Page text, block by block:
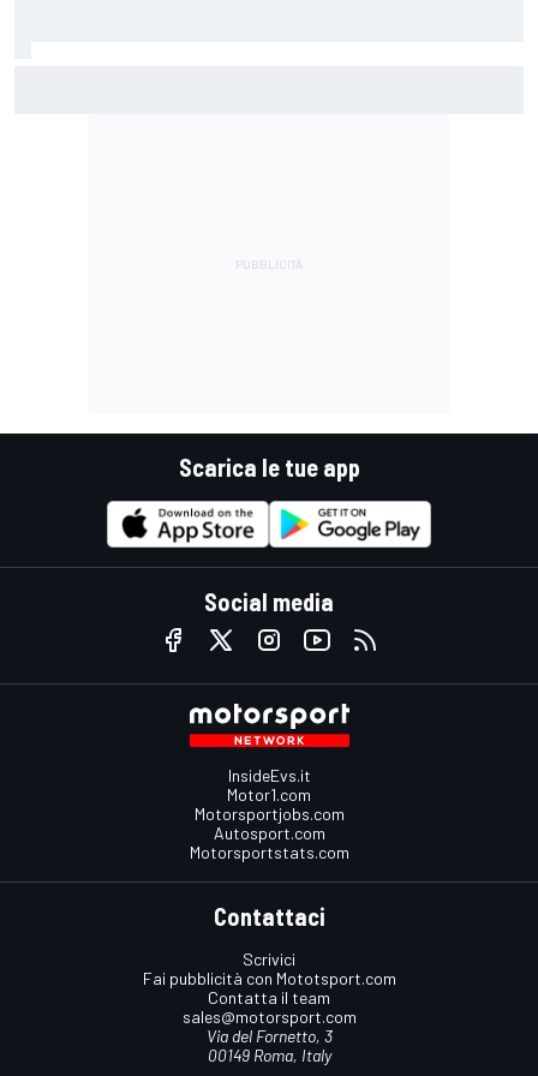
Scarica le tue app
Social media
InsideEvs.it
Motor1.com
Motorsportjobs.com
Autosport.com
Motorsportstats.com
Contattaci
Scrivici
Fai pubblicità con Mototsport.com
Contatta il team
sales@motorsport.com
Via del Fornetto, 3
00149 Roma, Italy